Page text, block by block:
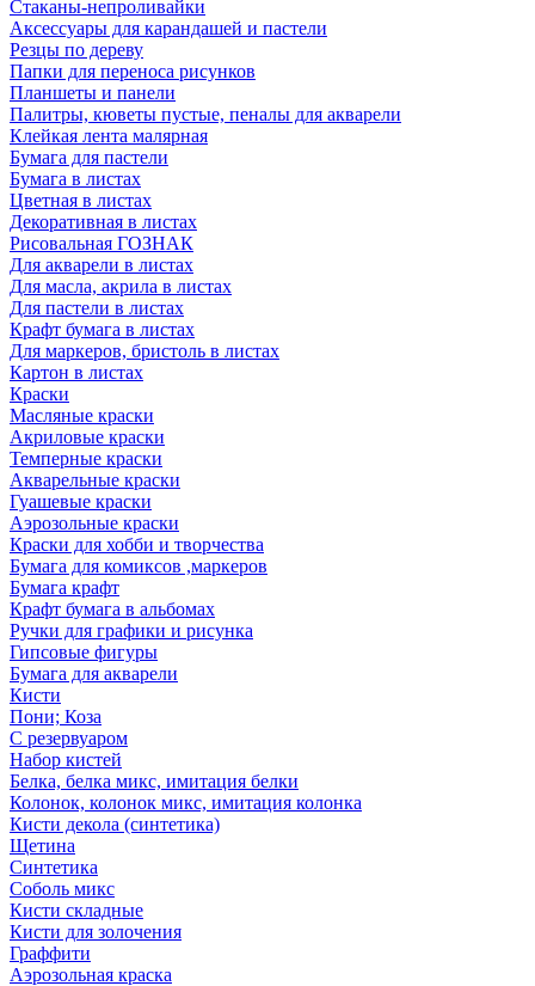
Стаканы-непроливайки
Аксессуары для карандашей и пастели
Резцы по дереву
Папки для переноса рисунков
Планшеты и панели
Палитры, кюветы пустые, пеналы для акварели
Клейкая лента малярная
Бумага для пастели
Бумага в листах
Цветная в листах
Декоративная в листах
Рисовальная ГОЗНАК
Для акварели в листах
Для масла, акрила в листах
Для пастели в листах
Крафт бумага в листах
Для маркеров, бристоль в листах
Картон в листах
Краски
Масляные краски
Акриловые краски
Темперные краски
Акварельные краски
Гуашевые краски
Аэрозольные краски
Краски для хобби и творчества
Бумага для комиксов ,маркеров
Бумага крафт
Крафт бумага в альбомах
Ручки для графики и рисунка
Гипсовые фигуры
Бумага для акварели
Кисти
Пони; Коза
С резервуаром
Набор кистей
Белка, белка микс, имитация белки
Колонок, колонок микс, имитация колонка
Кисти декола (синтетика)
Щетина
Синтетика
Соболь микс
Кисти складные
Кисти для золочения
Граффити
Аэрозольная краска